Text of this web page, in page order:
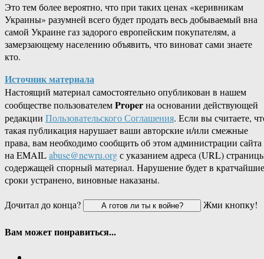
Это тем более вероятно, что при таких ценах «керивникам
Украины» разумней всего будет продать весь добываемый вна
самой Украине газ задорого европейским покупателям, а
замерзающему населению объявить, что виноват сами знаете
кто.
Источник материала
Настоящий материал самостоятельно опубликован в нашем
сообществе пользователемProperна основании действующей
редакции Пользовательского Соглашения. Если вы считаете,
такая публикация нарушает ваши авторские и/или смежные
права, вам необходимо сообщить об этом администрации сайта
на EMAILabuse@newru.orgс указанием адреса (URL)
содержащей спорный материал. Нарушение будет в кратчайшие
сроки устранено, виновные наказаны.
Дочитал до конца?
Жми кнопку!
Вам может понравиться...